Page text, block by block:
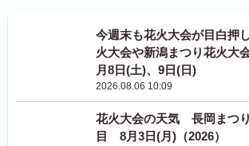
今週末も花火大会が目白押
火大会や新潟まつり花火大
月8日(土)、9日(日)
2026.08.06 10:09
花火大会の天気 長岡まつ
目 8月3日(月)（2026）